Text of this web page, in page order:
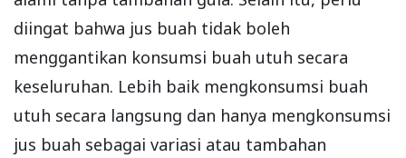
diingat bahwa jus buah tidak boleh
menggantikan konsumsi buah utuh secara
keseluruhan. Lebih baik mengkonsumsi buah
utuh secara langsung dan hanya mengkonsumsi
jus buah sebagai variasi atau tambahan